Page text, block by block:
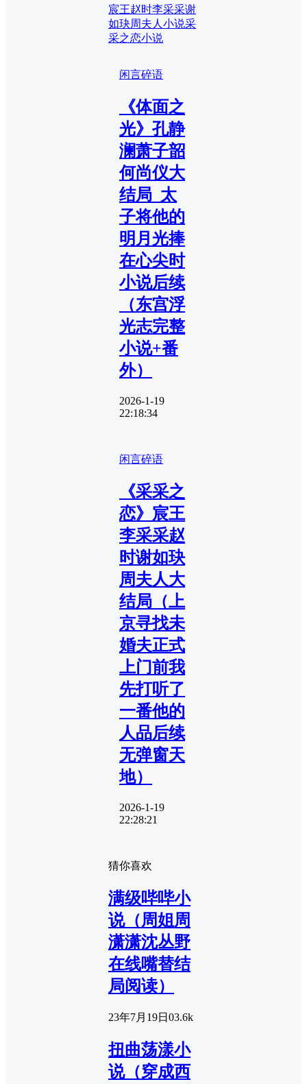
宸王赵时李采采谢
如玦周夫人小说采
采之恋小说
闲言碎语
《体面之
光》孔静
澜萧子韶
何尚仪大
结局_太
子将他的
明月光捧
在心尖时
小说后续
（东宫浮
光志完整
小说+番
外）
2026-1-19
22:18:34
闲言碎语
《采采之
恋》宸王
李采采赵
时谢如玦
周夫人大
结局（上
京寻找未
婚夫正式
上门前我
先打听了
一番他的
人品后续
无弹窗天
地）
2026-1-19
22:28:21
猜你喜欢
满级哔哔小
说（周姐周
潇潇沈丛野
在线嘴替结
局阅读）
23年7月19日 03.6k
扭曲荡漾小
说（穿成西